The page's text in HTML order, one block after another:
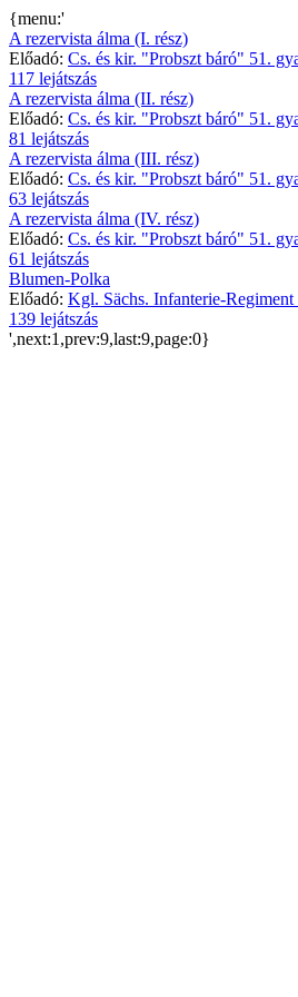
{menu:'
A rezervista álma (I. rész)
Előadó: Cs. és kir. "Probszt báró" 51.
117 lejátszás
A rezervista álma (II. rész)
Előadó: Cs. és kir. "Probszt báró" 51.
81 lejátszás
A rezervista álma (III. rész)
Előadó: Cs. és kir. "Probszt báró" 51.
63 lejátszás
A rezervista álma (IV. rész)
Előadó: Cs. és kir. "Probszt báró" 51.
61 lejátszás
Blumen-Polka
Előadó: Kgl. Sächs. Infanterie-
139 lejátszás
',next:1,prev:9,last:9,page:0}